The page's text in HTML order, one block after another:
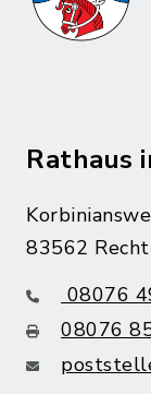
Rathaus
83562
08076
08076